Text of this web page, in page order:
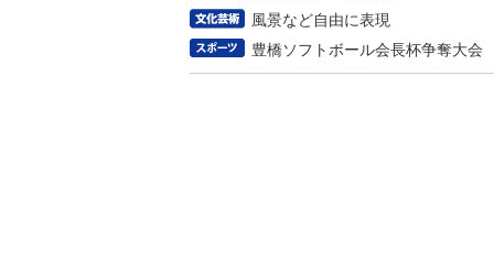
風景など自由に表現
豊橋ソフトボール会長杯争奪大会